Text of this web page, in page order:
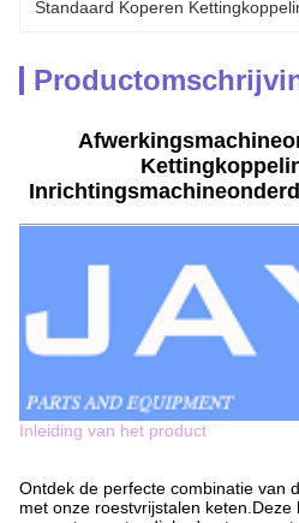
Standaard Koperen
Inleiding van het product
Ontdek de perfecte combinatie van
met onze roestvrijstalen